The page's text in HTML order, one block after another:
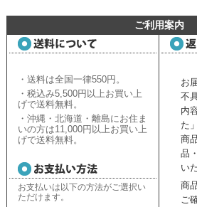
ご利用案内
・送料は全国一律550円。
・税込み5,500円以上お買い上
げで送料無料。
・沖縄・北海道・離島にお住ま
いの方は11,000円以上お買い上
げで送料無料。
お支払いは以下の方法がご選択い
ただけます。
お
不
内
た
商
品
い
商
ご